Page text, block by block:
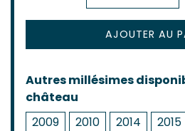
AJOUTER AU
Autres millésimes
château
2009
2010 2014 2015